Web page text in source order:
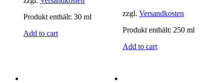
Produkt enthält: 30 ml
Add to cart
zzgl. Versandkosten
Produkt enthält: 250 ml
Add to cart